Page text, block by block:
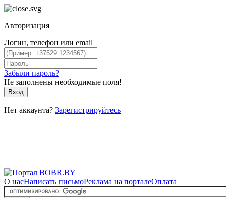
Авторизация
Логин, телефон или email
Забыли пароль?
Не заполнены необходимые поля!
Вход
Нет аккаунта? Зарегистрируйтесь
О насНаписать письмоРеклама на порталеОплата